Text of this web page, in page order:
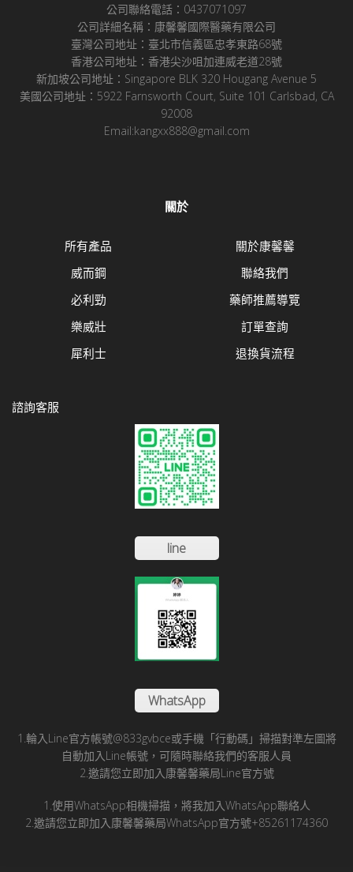
公司聯絡電話：0437071097
公司詳細名稱：康馨馨國際醫藥有限公司
臺灣公司地址：臺北市信義區忠孝東路68號
香港公司地址：香港尖沙咀加連威老道28號
新加坡公司地址：Singapore BLK 320 Hougang Avenue 5
美國公司地址：5922 Farnsworth Court, Suite 101 Carlsbad, CA
92008
Email:kangxx888@gmail.com
關於
所有產品
威而鋼
必利勁
樂威壯
犀利士
關於康馨馨
聯絡我們
藥師推薦導覽
訂單查詢
退換貨流程
諮詢客服
line
WhatsApp
1.輪入Line官方帳號@833gvbce或手機「行動碼」掃描對準左圖將
自動加入Line帳號，可隨時聯絡我們的客服人員
2.邀請您立即加入康馨馨藥局Line官方號
1.使用WhatsApp相機掃描，將我加入WhatsApp聯絡人
2.邀請您立即加入康馨馨藥局WhatsApp官方號+85261174360